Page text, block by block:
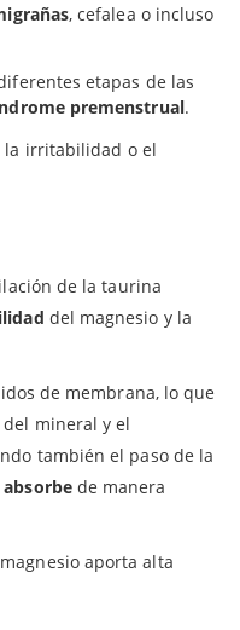
, cefalea o incluso
etapas de las
premenstrual.
la irritabilidad o el
de la taurina
del magnesio y la
de membrana, lo que
mineral y el
también el paso de la
absorbede manera
aporta alta